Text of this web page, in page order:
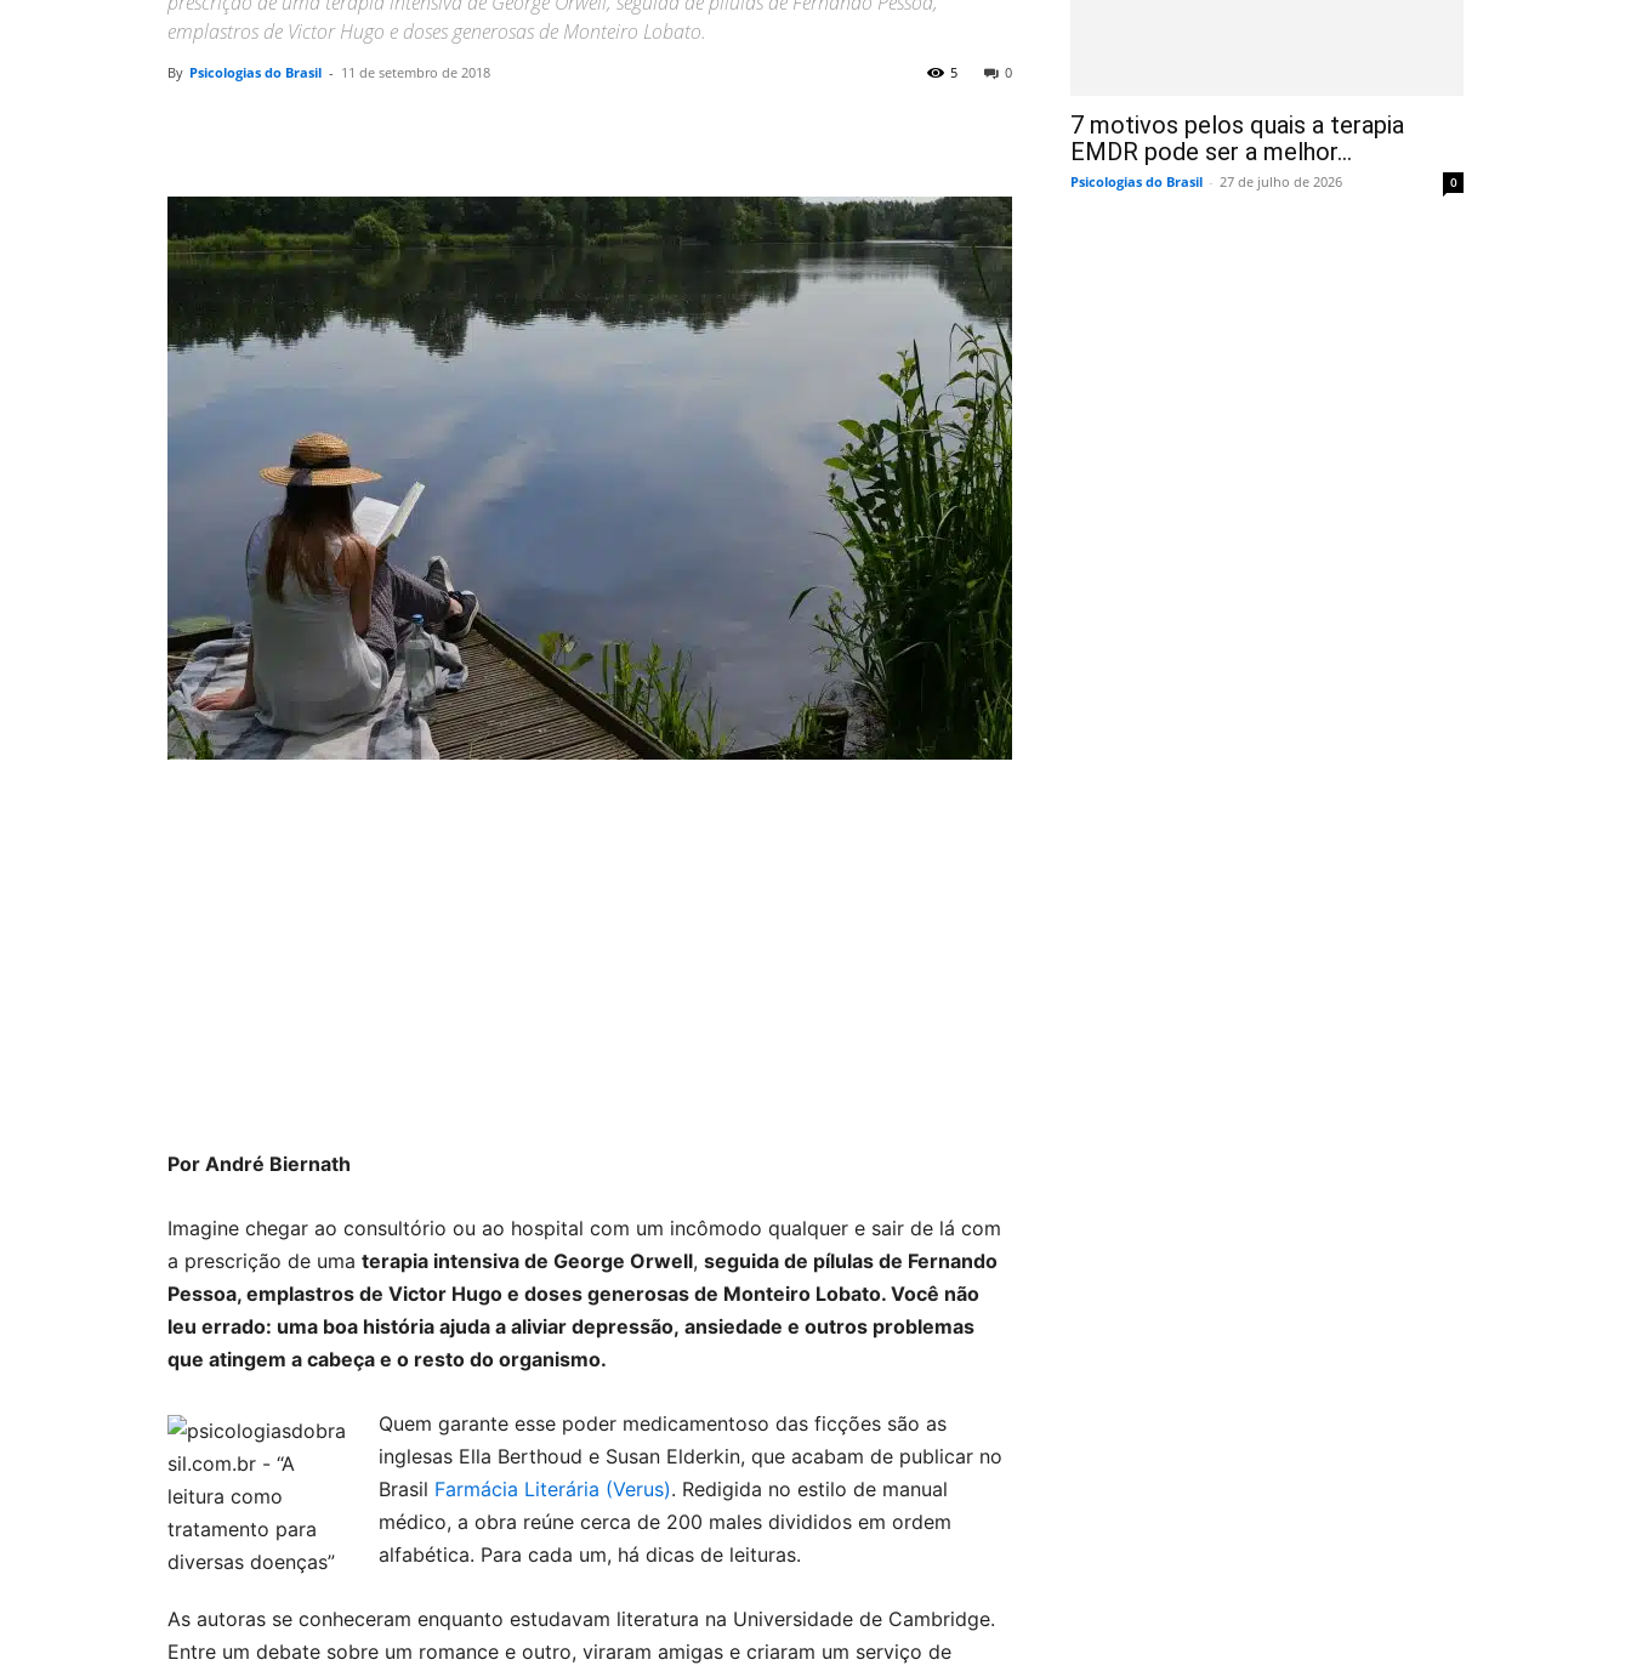
emplastros de Victor Hugo e doses generosas de Monteiro Lobato.
By Psicologias do Brasil - 11 de setembro de 2018 0
5
Por André Biernath
Imagine chegar ao consultório ou ao hospital com um incômodo qualquer e sair de lá com
a prescrição de uma terapia intensiva de George Orwell, seguida de pílulas de Fernando
Pessoa, emplastros de Victor Hugo e doses generosas de Monteiro Lobato. Você não
leu errado: uma boa história ajuda a aliviar depressão, ansiedade e outros problemas
que atingem a cabeça e o resto do organismo.
Quem garante esse poder medicamentoso das ficções são as
inglesas Ella Berthoud e Susan Elderkin, que acabam de publicar no
Brasil Farmácia Literária (Verus). Redigida no estilo de manual
médico, a obra reúne cerca de 200 males divididos em ordem
alfabética. Para cada um, há dicas de leituras.
As autoras se conheceram enquanto estudavam literatura na Universidade de Cambridge.
Entre um debate sobre um romance e outro, viraram amigas e criaram um serviço de
7 motivos pelos quais a terapia
EMDR pode ser a melhor...
Psicologias do Brasil - 27 de julho de 2026 0